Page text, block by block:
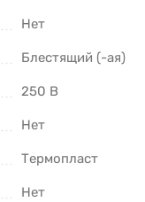
Нет
Блестящий (-ая)
250 В
Нет
Термопласт
Нет